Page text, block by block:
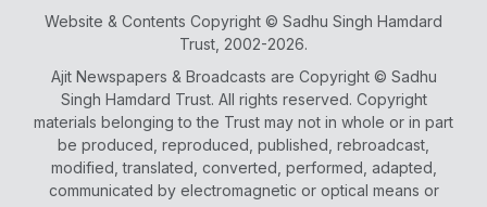
Website & Contents Copyright © Sadhu Singh Hamdard
Trust, 2002-2026.
Ajit Newspapers & Broadcasts are Copyright © Sadhu
Singh Hamdard Trust. All rights reserved. Copyright
materials belonging to the Trust may not in whole or in part
be produced, reproduced, published, rebroadcast,
modified, translated, converted, performed, adapted,
communicated by electromagnetic or optical means or